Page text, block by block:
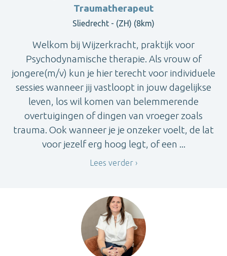
Traumatherapeut
Sliedrecht - (ZH) (8km)
Welkom bij Wijzerkracht, praktijk voor
Psychodynamische therapie. Als vrouw of
jongere(m/v) kun je hier terecht voor individuele
sessies wanneer jij vastloopt in jouw dagelijkse
leven, los wil komen van belemmerende
overtuigingen of dingen van vroeger zoals
trauma. Ook wanneer je je onzeker voelt, de lat
voor jezelf erg hoog legt, of een ...
Lees verder